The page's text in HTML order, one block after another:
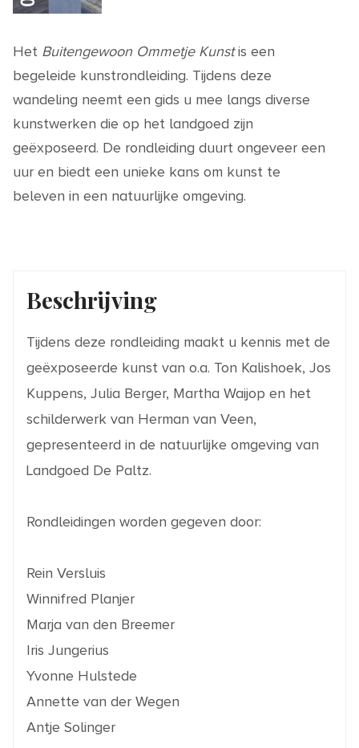
Het Buitengewoon Ommetje Kunstis een
begeleide kunstrondleiding. Tijdens deze
wandeling neemt een gids u mee langs diverse
kunstwerken die op het landgoed zijn
geëxposeerd. De rondleiding duurt ongeveer een
uur en biedt een unieke kans om kunst te
beleven in een natuurlijke omgeving.
Beschrijving
Tijdens deze rondleiding maakt u kennis met de
geëxposeerde kunst van o.a. Ton Kalishoek, Jos
Kuppens, Julia Berger, Martha Waijop en het
schilderwerk van Herman van Veen,
gepresenteerd in de natuurlijke omgeving van
Landgoed De Paltz.
Rondleidingen worden gegeven door:
Rein Versluis
Winnifred Planjer
Marja van den Breemer
Iris Jungerius
Yvonne Hulstede
Annette van der Wegen
Antje Solinger